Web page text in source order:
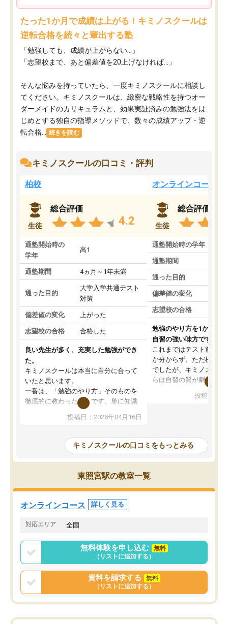
たった1か月で成績は上がる！キミノスクールは
逆転合格を続々と輩出する塾
「勉強しても、成績が上がらない…」
「志望校まで、あと偏差値を20上げなければ…」
そんな悩みを持っていたら、一度キミノスクールに相談し
てください。キミノスクールは、緻密な戦略性を持つオー
ダーメイドのカリキュラムと、効果実証済みの勉強法をは
じめとする独自の指導メソッドで、数々の成績アップ・逆
転合格...
続きを読む
キミノスクールの口コミ・評判
柏校
生徒
総合評価
4.2
通塾開始時の
学年
高1
通塾期間 4ヵ月～1年未満
通った目的
大学入学共通テスト
対策
偏差値の変化 上がった
志望校の合格 合格した
良い先生が多く、充実した勉強ができ
た。
キミノスクールは本当に自分に合って
いたと思います。
一番は、「勉強のやり方」そのものを
徹底的に教わったことです。単に知識
を詰め込むのではなく、自学自習の習
慣が身につくよう並走してくれるの
はなくなりました。
講師の方との距離も近く、親身なコー
チングのおかげで、停滞期もモチベー
ションを維持できました。「やらされ
る勉強」から「目標のための勉強」へ
意識が変わったことが、目標校への合
投稿日：2026年04月16日
オンラインコース
生徒
総合評価
通塾開始時の学年
通塾期間
通った目的
偏差値の変化
志望校の合格
勉強のやり方を1から教
自習の強い味方です。
これまではテスト前に何
か分からず、ただ机に座
でしたが、キミノスクー
らは自習の質が劇的に変
を明確にしてくれるの
の仕方をコーチングして
ルなので、家での学習習
身につきました。結果と
た。自分から学ぶ姿勢を
投稿日：
キミノスクールの口コミをもっとみる
東照宮駅の教室一覧
オンラインコース 詳しく見る
対応エリア 全国
無料体験を申し込む
無料
（リストに追加する）
資料を請求する
無料
（リストに追加する）